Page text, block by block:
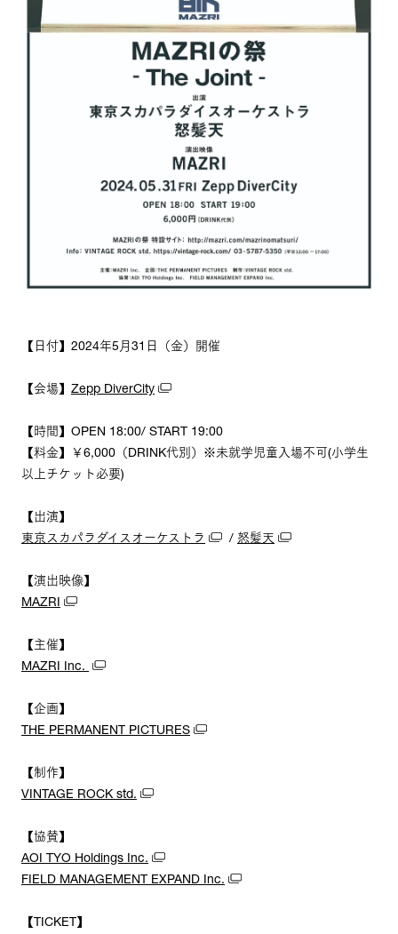
【日付】2024年5月31日（金）開催
【会場】 Zepp DiverCity
【時間】OPEN 18:00/ START 19:00
【料金】￥6,000（DRINK代別）※未就学児童入場不可(小学生
以上チケット必要)
【出演】
東京スカパラダイスオーケストラ
/ 怒髪天
【演出映像】
MAZRI
【主催】
MAZRI Inc.
【企画】
THE PERMANENT PICTURES
【制作】
VINTAGE ROCK std.
【協賛】
AOI TYO Holdings Inc.
FIELD MANAGEMENT EXPAND Inc.
【TICKET】